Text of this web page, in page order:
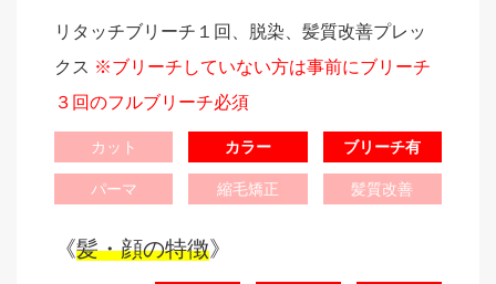
リタッチブリーチ１回、脱染、髪質改善プレッ
クス ※ブリーチしていない方は事前にブリーチ
３回のフルブリーチ必須
カット カラー ブリーチ有
パーマ 縮毛矯正 髪質改善
《髪・顔の特徴》